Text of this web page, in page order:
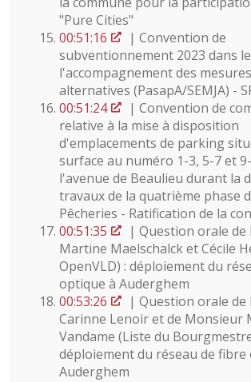
"Pure Cities"
00:51:16
| Convention de
subventionnement 2023 dans
l'accompagnement des
alternatives (PasapA/SEMJA) -
00:51:24
| Convention de
relative à la mise à disposition
d'emplacements de parking
surface au numéro 1-3, 5-7 et
l'avenue de Beaulieu durant la
travaux de la quatrième phase
Pêcheries - Ratification de la
00:51:35
| Question orale de
Martine Maelschalck et Cécile
OpenVLD) : déploiement du
optique à Auderghem
00:53:26
| Question orale de
Carinne Lenoir et de Monsieur
Vandame (Liste du
déploiement du réseau de fibre
Auderghem